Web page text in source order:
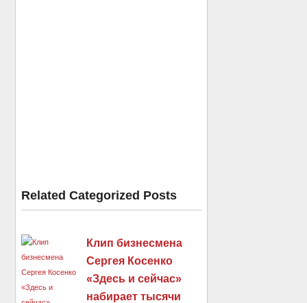
Related Categorized Posts
Клип бизнесмена
Сергея Косенко
«Здесь и сейчас»
набирает тысячи